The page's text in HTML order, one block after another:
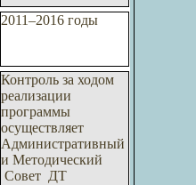
2011–2016 годы
Контроль за ходом
реализации
программы
осуществляет
Административный
и Методический
Совет ДТ